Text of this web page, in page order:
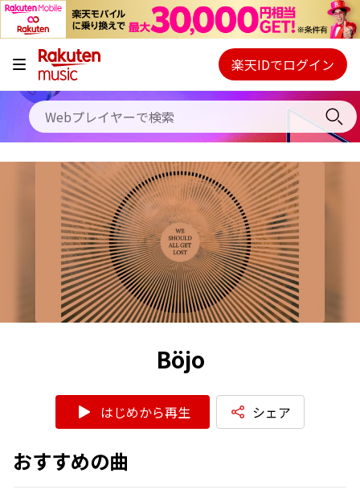
キャンペーン
料金プラン
使い方
初回30日間無料お試し
Webプレイヤー
ご契約内容の確認・変更
楽天IDでログイン
Böjo
はじめから再生 シェア
おすすめの曲